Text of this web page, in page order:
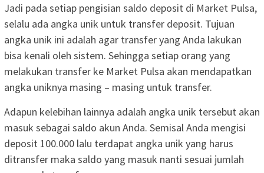
Jadi pada setiap pengisian saldo deposit di Market Pulsa,
selalu ada angka unik untuk transfer deposit. Tujuan
angka unik ini adalah agar transfer yang Anda lakukan
bisa kenali oleh sistem. Sehingga setiap orang yang
melakukan transfer ke Market Pulsa akan mendapatkan
angka uniknya masing – masing untuk transfer.
Adapun kelebihan lainnya adalah angka unik tersebut akan
masuk sebagai saldo akun Anda. Semisal Anda mengisi
deposit 100.000 lalu terdapat angka unik yang harus
ditransfer maka saldo yang masuk nanti sesuai jumlah